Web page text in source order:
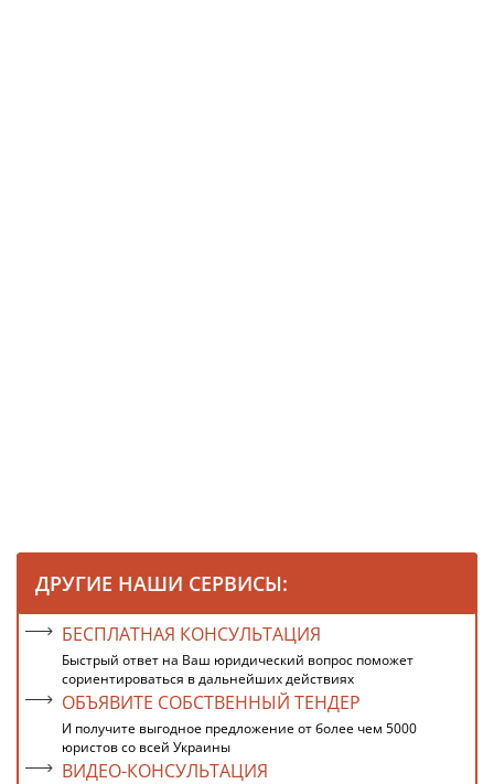
ДРУГИЕ НАШИ СЕРВИСЫ:
БЕСПЛАТНАЯ КОНСУЛЬТАЦИЯ
Быстрый ответ на Ваш юридический вопрос поможет
сориентироваться в дальнейших действиях
ОБЪЯВИТЕ СОБСТВЕННЫЙ ТЕНДЕР
И получите выгодное предложение от более чем 5000
юристов со всей Украины
ВИДЕО-КОНСУЛЬТАЦИЯ